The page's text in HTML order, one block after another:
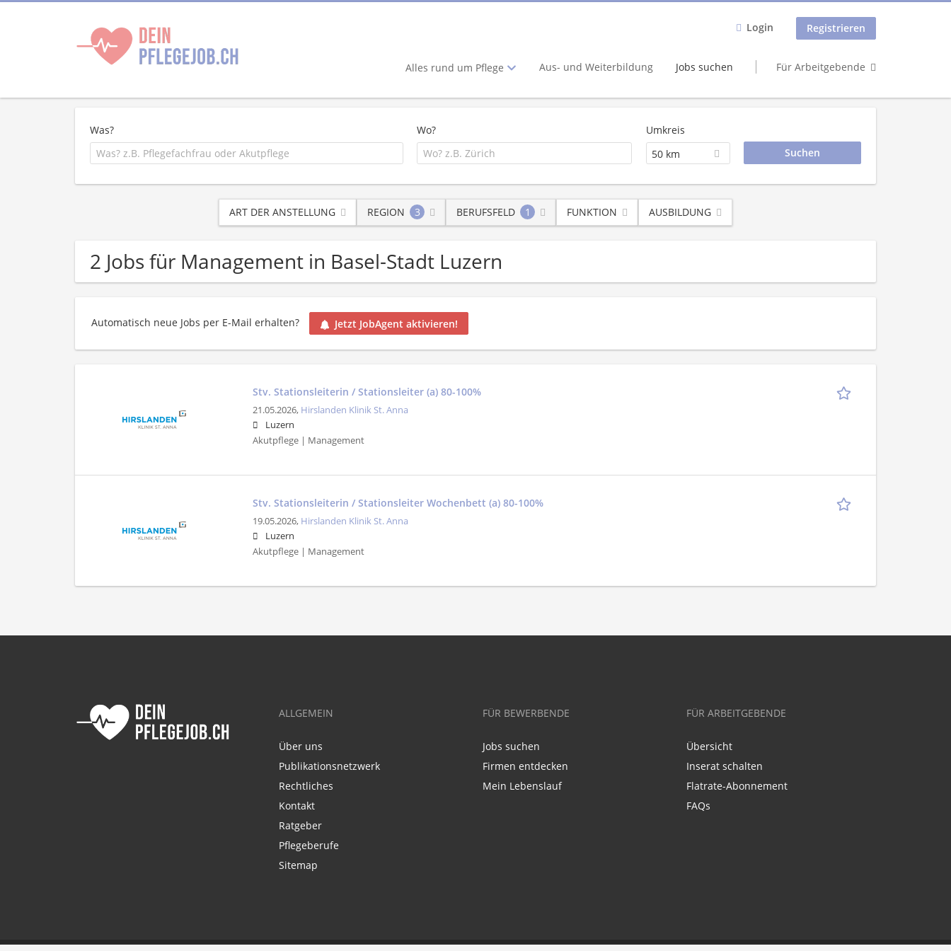
Login Registrieren
Alles rund um Pflege Aus- und Weiterbildung Jobs suchen Für Arbeitgebende
Was? Wo?
Umkreis
50 km
ART DER ANSTELLUNG REGION 3 BERUFSFELD 1 FUNKTION AUSBILDUNG
2 Jobs für Management in Basel-Stadt Luzern
Automatisch neue Jobs per E-Mail erhalten? Jetzt JobAgent aktivieren!
Stv. Stationsleiterin / Stationsleiter (a) 80-100%
21.05.2026, Hirslanden Klinik St. Anna
Luzern
Akutpflege | Management
Stv. Stationsleiterin / Stationsleiter Wochenbett (a) 80-100%
19.05.2026, Hirslanden Klinik St. Anna
Luzern
Akutpflege | Management
ALLGEMEIN
Über uns
Publikationsnetzwerk
Rechtliches
Kontakt
Ratgeber
Pflegeberufe
Sitemap
FÜR BEWERBENDE
Jobs suchen
Firmen entdecken
Mein Lebenslauf
FÜR ARBEITGEBENDE
Übersicht
Inserat schalten
Flatrate-Abonnement
FAQs